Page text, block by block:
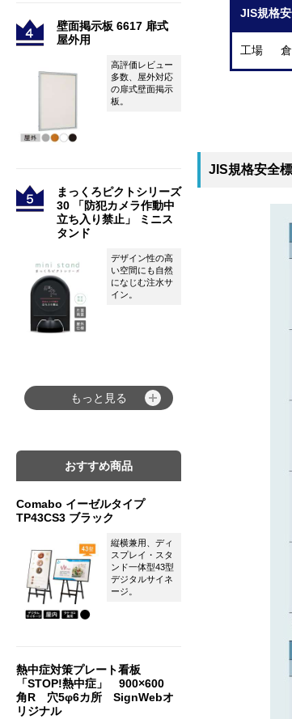
JIS規格
工場 倉
JIS規格安全
壁面掲示板 6617 扉式
屋外用
高評価レビュー
多数、屋外対応
の扉式壁面掲示
板。
まっくろピクトシリーズ
30 「防犯カメラ作動中
立ち入り禁止」 ミニス
タンド
デザイン性の高
い空間にも自然
になじむ注水サ
イン。
もっと見る
おすすめ商品
Comabo イーゼルタイプ
TP43CS3 ブラック
縦横兼用、ディ
スプレイ・スタ
ンド一体型43型
デジタルサイネ
ージ。
熱中症対策プレート看板
「STOP!熱中症」 900×600
角R 穴5φ6カ所 SignWebオ
リジナル